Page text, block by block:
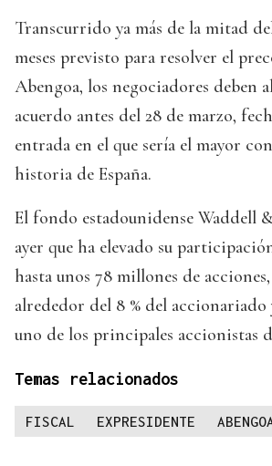
Transcurrido ya más de la mitad
meses previsto para resolver el
Abengoa, los negociadores deben
acuerdo antes del 28 de marzo,
entrada en el que sería el mayor
historia de España.
El fondo estadounidense Waddell
ayer que ha elevado su
hasta unos 78 millones de
alrededor del 8 % del accionariado
uno de los principales accionistas
Temas relacionados
FISCAL EXPRESIDENTE